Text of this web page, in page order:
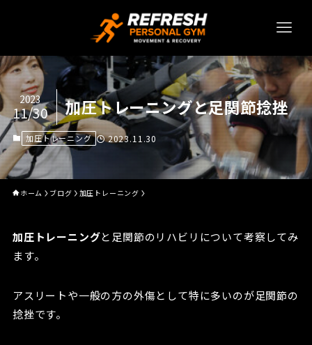
加圧トレーニングと足関節捻挫
2023
11/30
加圧トレーニング 2023.11.30
ホーム ブログ 加圧トレーニング
加圧トレーニングと足関節のリハビリについて考察してみ
ます。
アスリートや一般の方の外傷として特に多いのが足関節の
捻挫です。